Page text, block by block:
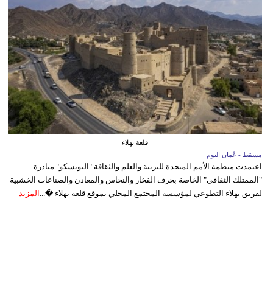
قلعة بهلاء
مسقط - عُمان اليوم
اعتمدت منظمة الأمم المتحدة للتربية والعلم والثقافة "اليونسكو" مبادرة
"الممتلك الثقافي" الخاصة بحرف الفخار والنحاس والمعادن والصناعات الخشبية
لفريق بهلاء التطوعي لمؤسسة المجتمع المحلي بموقع قلعة بهلاء �... المزيد